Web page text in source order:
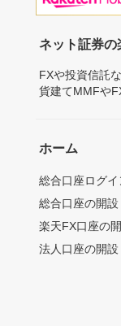
ネット証券の
FXや投資信託
貨建てMMFや
ホーム
総合口座ログイ
総合口座の開設
楽天FX口座の
法人口座の開設